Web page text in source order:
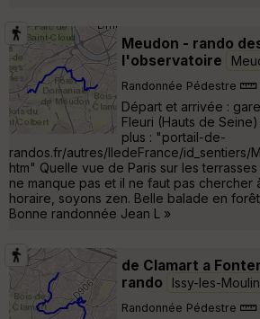
Meudon - rando
l'observatoire
Randonnée Pédestre
Départ et arrivée :
Fleuri (Hauts de
plus : "portail-de-
randos.fr/autres/IledeFrance/id_sentiers/
htm" Quelle vue de Paris sur les
ne manque pas et il ne faut pas chercher
horaire, soyons zen. Belle balade en
Bonne randonnée Jean L »
de Clamart a
rando
Issy-les-
Randonnée Pédestre